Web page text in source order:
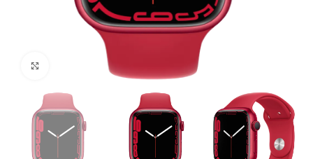
Клацніть, щоб збільшити